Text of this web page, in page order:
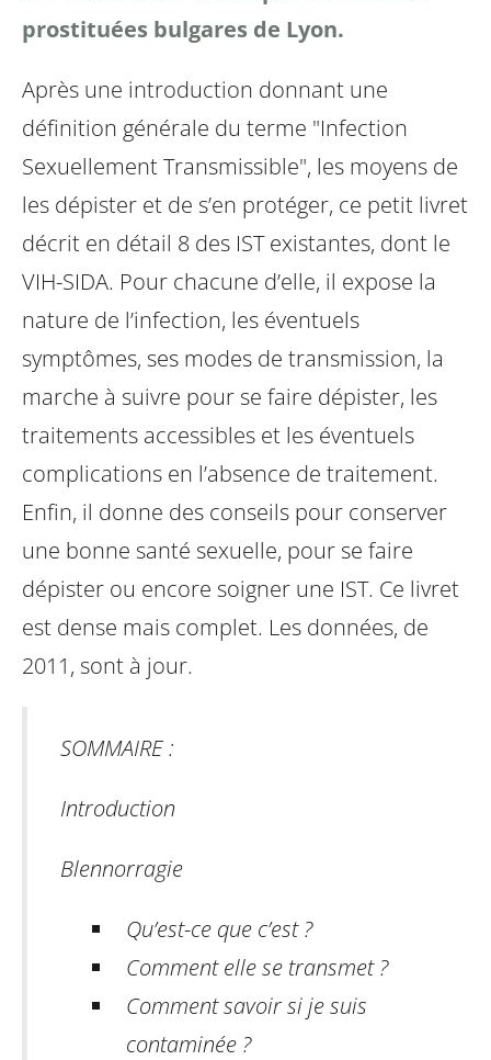
prostituées bulgares de Lyon.
Après une introduction donnant une
définition générale du terme "Infection
Sexuellement Transmissible", les moyens de
les dépister et de s’en protéger, ce petit livret
décrit en détail 8 des IST existantes, dont le
VIH-SIDA. Pour chacune d’elle, il expose la
nature de l’infection, les éventuels
symptômes, ses modes de transmission, la
marche à suivre pour se faire dépister, les
traitements accessibles et les éventuels
complications en l’absence de traitement.
Enfin, il donne des conseils pour conserver
une bonne santé sexuelle, pour se faire
dépister ou encore soigner une IST. Ce livret
est dense mais complet. Les données, de
2011, sont à jour.
SOMMAIRE :
Introduction
Blennorragie
Qu’est-ce que c’est ?
Comment elle se transmet ?
Comment savoir si je suis
contaminée ?